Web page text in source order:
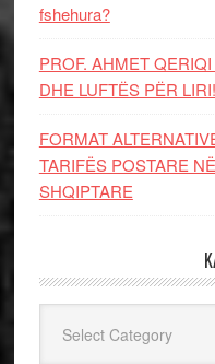
fshehura?
PROF. AHMET
DHE LUFTЁS PЁR LIRI!
FORMAT
TARIFËS POSTARE
SHQIPTARE